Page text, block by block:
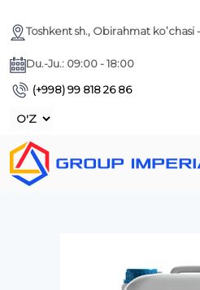
Toshkent sh., Obirahmat ko’chasi
Du.-Ju.: 09:00 - 18:00
(+998) 99 818 26 86